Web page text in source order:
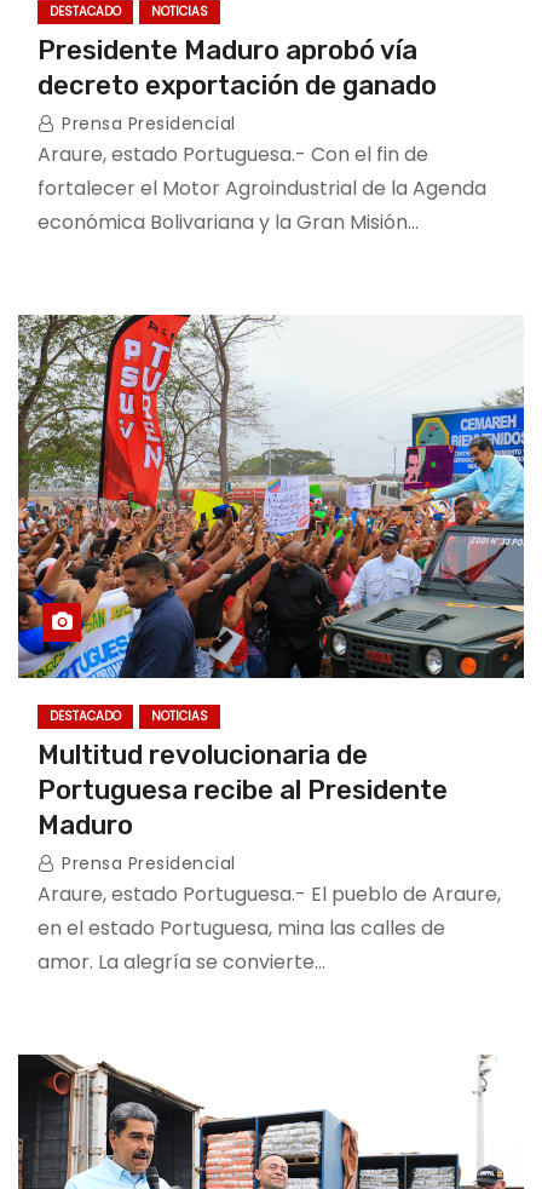
DESTACADO NOTICIAS
Presidente Maduro aprobó vía
decreto exportación de ganado
Prensa Presidencial
Araure, estado Portuguesa.- Con el fin de
fortalecer el Motor Agroindustrial de la Agenda
económica Bolivariana y la Gran Misión…
DESTACADO NOTICIAS
Multitud revolucionaria de
Portuguesa recibe al Presidente
Maduro
Prensa Presidencial
Araure, estado Portuguesa.- El pueblo de Araure,
en el estado Portuguesa, mina las calles de
amor. La alegría se convierte…